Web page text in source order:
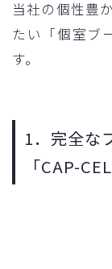
当社の個性豊
たい「個室ブ
す。
1．完全な
「CAP-